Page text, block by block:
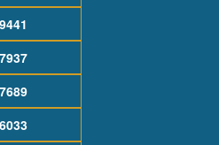
9441
7937
7689
6033